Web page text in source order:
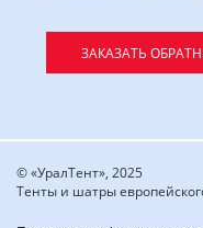
ЗАКАЗАТЬ
© «УралТент», 2025
Тенты и шатры